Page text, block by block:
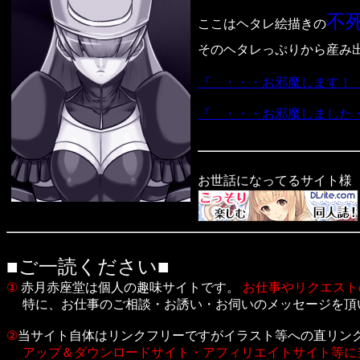
ここはヘタレ絵描きの不
そのヘタレっぷりから産み
『 ・・・お邪魔します
『 ・・・お邪魔しまし
お世話になってるサイト様
■ご一読ください■
① 赤月赤座堂は個人の趣味サイトです。
お仕事やリクエス
特に、お仕事のご相談・お誘い・お伺いのメッセージを頂
②当サイト自体はリンクフリーですがイラスト等への直リ
アップ＆ダウンロードサイト・アフィリエイトサイト等